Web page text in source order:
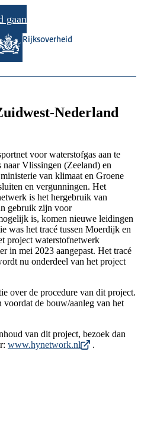
gaan
Rijksoverheid
Nederland
voor waterstofgas aan te
Vlissingen (Zeeland) en
van klimaat en Groene
en vergunningen. Het
is het hergebruik van
gebruik zijn voor
is, komen nieuwe leidingen
was het tracé tussen Moerdijk en
project waterstofnetwerk
in mei 2023 aangepast. Het tracé
nu onderdeel van het project
over de procedure van dit project.
de bouw/aanleg van het
van dit project, bezoek dan
www.hynetwork.nl .